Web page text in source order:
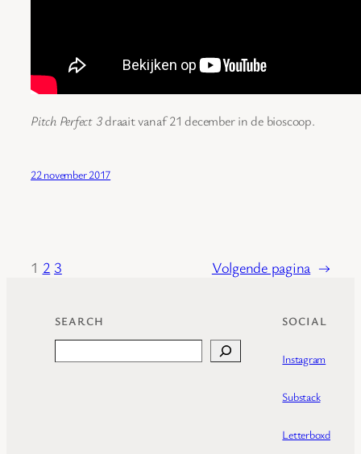
Pitch Perfect 3draait vanaf 21 december in de bioscoop.
22 november 2017
1 2 3 Volgende pagina →
SEARCH SOCIAL
Instagram
Substack
Letterboxd